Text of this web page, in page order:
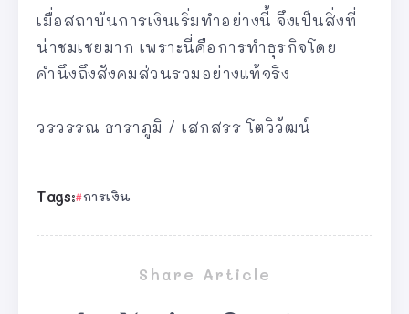
เมื่อสถาบันการเงินเริ่มทำอย่างนี้ จึงเป็นสิ่งที่
น่าชมเชยมาก เพราะนี่คือการทำธุรกิจโดย
คำนึงถึงสังคมส่วนรวมอย่างแท้จริง
วรวรรณ ธาราภูมิ / เสกสรร โตวิวัฒน์
Tags: การเงิน
Share Article